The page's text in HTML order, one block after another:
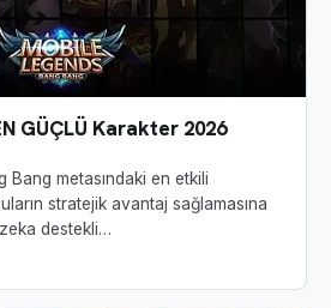
GÜÇLÜ Karakter 2026
Bang metasındaki en etkili
stratejik avantaj sağlamasına
destekli…